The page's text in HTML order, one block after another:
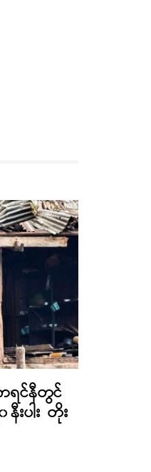
ကရင်နီတွင်
းပါး တိုး